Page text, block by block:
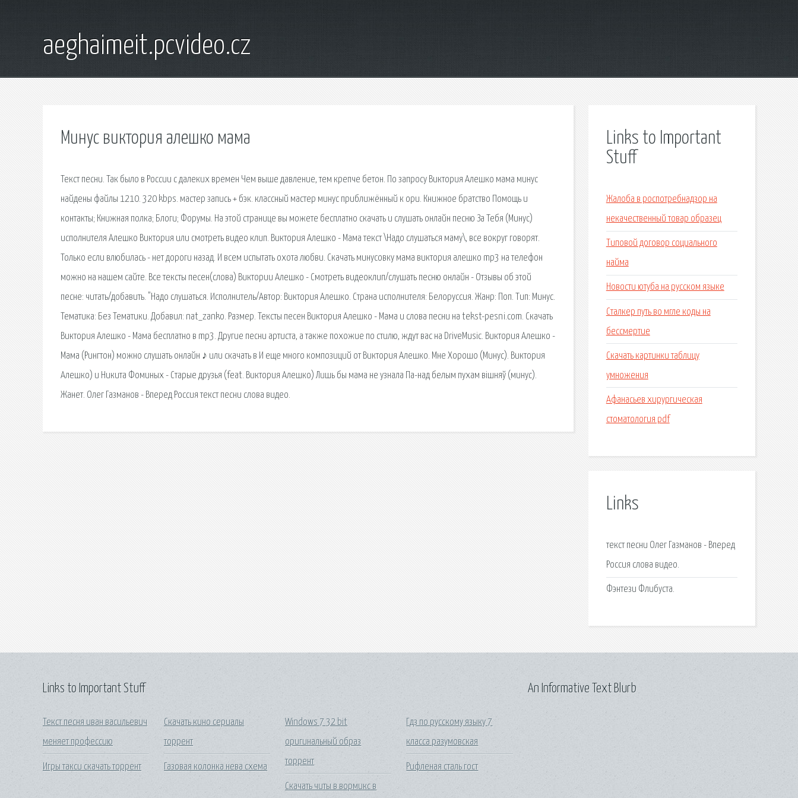
aeghaimeit.pcvideo.cz
Минус виктория алешко мама
Текст песни. Так было в России с далеких времен Чем выше давление, тем крепче бетон. По запросу Виктория Алешко мама минус
найдены файлы 1210. 320 kbps. мастер запись + бэк. классный мастер минус приближённый к ори. Книжное братство Помощь и
контакты; Книжная полка; Блоги; Форумы. На этой странице вы можете бесплатно скачать и слушать онлайн песню За Тебя (Минус)
исполнителя Алешко Виктория или смотреть видео клип. Виктория Алешко - Мама текст \Надо слушаться маму\, все вокруг говорят.
Только если влюбилась - нет дороги назад. И всем испытать охота любви. Скачать минусовку мама виктория алешко mp3 на телефон
можно на нашем сайте. Все тексты песен(слова) Виктории Алешко - Смотреть видеоклип/слушать песню онлайн - Отзывы об этой
песне: читать/добавить. "Надо слушаться. Исполнитель/Автор: Виктория Алешко. Страна исполнителя: Белоруссия. Жанр: Поп. Тип: Минус.
Тематика: Без Тематики. Добавил: nat_zanko. Размер. Тексты песен Виктория Алешко - Мама и слова песни на tekst-pesni.com. Скачать
Виктория Алешко - Мама бесплатно в mp3. Другие песни артиста, а также похожие по стилю, ждут вас на DriveMusic. Виктория Алешко -
Мама (Рингтон) можно слушать онлайн ♪ или скачать в И еще много композиций от Виктория Алешко. Мне Хорошо (Минус). Виктория
Алешко) и Никита Фоминых - Старые друзья (feat. Виктория Алешко) Лишь бы мама не узнала Па-над белым пухам вiшняў (минус).
Жанет. Олег Газманов - Вперед Россия текст песни слова видео.
Links to Important
Stuff
Жалоба в роспотребнадзор на
некачественный товар образец
Типовой договор социального
найма
Новости ютуба на русском языке
Сталкер путь во мгле коды на
бессмертие
Скачать картинки таблицу
умножения
Афанасьев хирургическая
стоматология pdf
Links
текст песни Олег Газманов - Вперед
Россия слова видео.
Фэнтези Флибуста.
Links to Important Stuff
Текст песня иван васильевич
меняет профессию
Игры такси скачать торрент
Скачать кино сериалы
торрент
Газовая колонка нева схема
Windows 7 32 bit
оригинальный образ
торрент
Скачать читы в вормикс в
Гдз по русскому языку 7
класса разумовская
Рифленая сталь гост
An Informative Text Blurb